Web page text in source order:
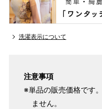
洗濯表示について
注意事項
※単品の販売価格です
ません。